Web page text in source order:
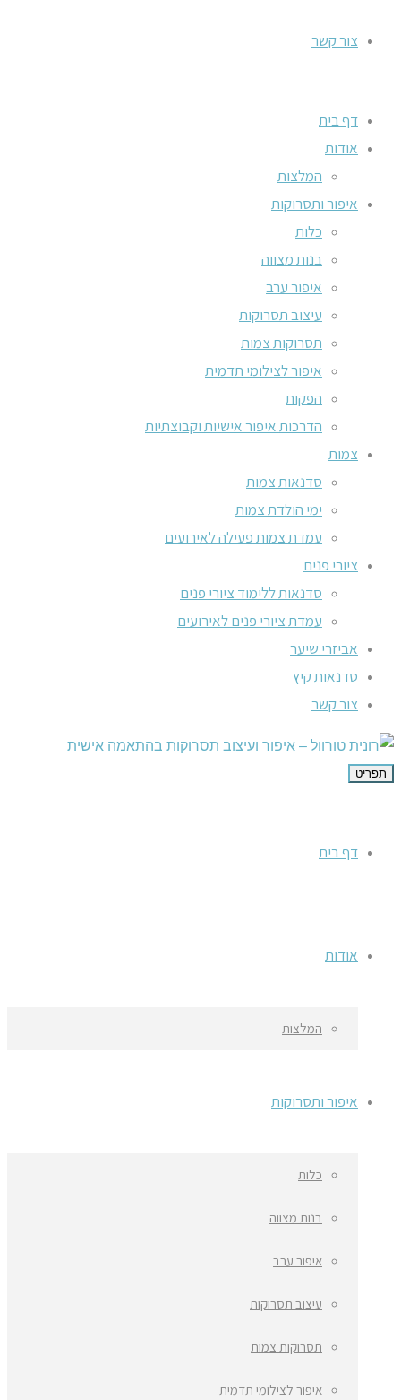
צור קשר
דף בית
אודות
המלצות
איפור ותסרוקות
כלות
בנות מצווה
איפור ערב
עיצוב תסרוקות
תסרוקות צמות
איפור לצילומי תדמית
הפקות
הדרכות איפור אישיות וקבוצתיות
צמות
סדנאות צמות
ימי הולדת צמות
עמדת צמות פעילה לאירועים
ציורי פנים
סדנאות ללימוד ציורי פנים
עמדת ציורי פנים לאירועים
אביזרי שיער
סדנאות קיץ
צור קשר
תפריט
דף בית
אודות
המלצות
איפור ותסרוקות
כלות
בנות מצווה
איפור ערב
עיצוב תסרוקות
תסרוקות צמות
איפור לצילומי תדמית